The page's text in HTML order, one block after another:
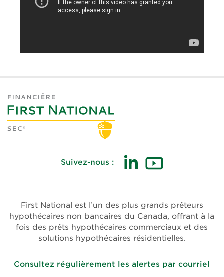
Suivez-nous :
nouvelle
fenêtre)
nouvelle
fenêtre)
First National est l’un des plus grands prêteurs
hypothécaires non bancaires du Canada, offrant à la
fois des prêts hypothécaires commerciaux et des
solutions hypothécaires résidentielles.
Consultez régulièrement les alertes par courriel